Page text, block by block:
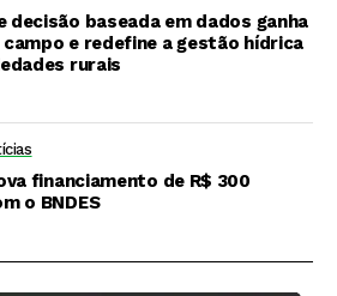
decisão baseada em dados ganha
campo e redefine a gestão hídrica
rurais
financiamento de R$ 300
o BNDES